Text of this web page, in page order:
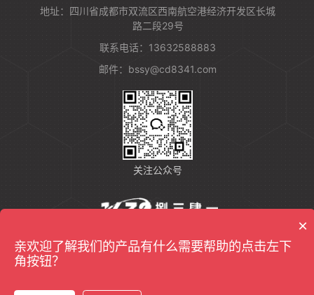
技术有限公司（以下简称
“捌三肆一”）受邀参加此次
盛会，并携其最新
地址：四川省成都市双流区西南航空港经济开发区长城
路二段29号
联系电话：13632588883
邮件：bssy@cd8341.com
关注公众号
友情链接： 反无人机设备
Copyrights@2022成都捌三肆一信息技术有限公司版权所有
×
亲欢迎了解我们的产品有什么需要帮助的点击左下
角按钮？